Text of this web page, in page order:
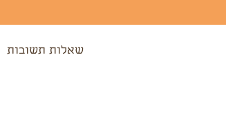
שאלות תשובות